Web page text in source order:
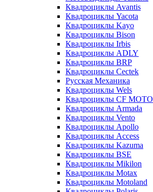
Квадроциклы Avantis
Квадроциклы Yacota
Квадроциклы Kayo
Квадроциклы Bison
Квадроциклы Irbis
Квадроциклы ADLY
Квадроциклы BRP
Квадроциклы Cectek
Русская Механика
Квадроциклы Wels
Квадроциклы CF MOTO
Квадроциклы Armada
Квадроциклы Vento
Квадроциклы Apollo
Квадроциклы Access
Квадроциклы Kazuma
Квадроциклы BSE
Квадроциклы Mikilon
Квадроциклы Motax
Квадроциклы Motoland